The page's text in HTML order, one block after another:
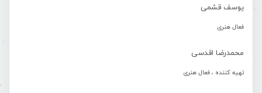
یوسف قشمی
فعال هنری
محمدرضا اقدسی
تهیه کننده ، فعال هنری